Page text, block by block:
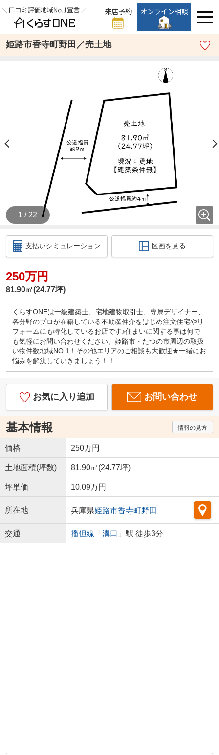
来店予約 オンライン相談
姫路市香寺町野田／売土地
1 / 22
支払いシミュレーション 区画を見る
250万円
81.90㎡(24.77坪)
くらすONEは一級建築士、宅地建物取引士、専属デザイナー、
各分野のプロが在籍している不動産仲介をはじめ注文住宅やリ
フォームにも特化しているお店です♪住まいに関する事は何で
も気軽にお問い合わせください。姫路市・たつの市周辺の取扱
い物件数地域NO.1！その他エリアのご相談も大歓迎★一緒にお
悩みを解決していきましょう！！
お気に入り追加 お問い合わせ
基本情報 情報の見方
価格 250万円
土地面積(坪数) 81.90㎡(24.77坪)
坪単価 10.09万円
所在地 兵庫県姫路市香寺町野田
交通 播但線 「 溝口 」駅 徒歩3分